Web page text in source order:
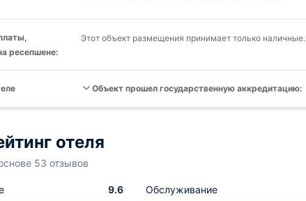
ресепшене:
Этот объект размещения принимает только наличные.
Объект прошел государственную аккредитацию:
отеля
53 отзывов
9.6 Обслуживание